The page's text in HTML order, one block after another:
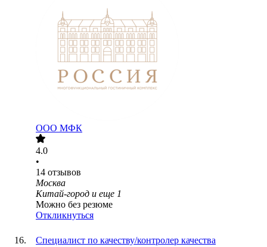
ООО МФК
4.0
•
14 отзывов
Москва
Китай-город и еще 1
Можно без резюме
Откликнуться
Специалист по качеству/контролер качества